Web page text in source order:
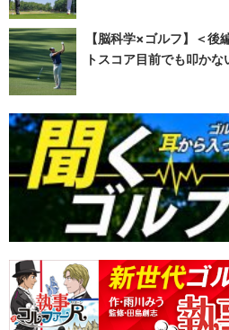
【脳科学×ゴルフ】＜
トスコア目前でも叩かな